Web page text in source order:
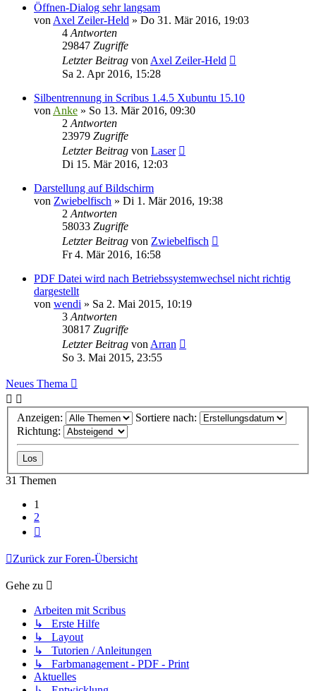
Öffnen-Dialog sehr langsam
von Axel Zeiler-Held » Do 31. Mär 2016, 19:03
4 Antworten
29847 Zugriffe
Letzter Beitrag von Axel Zeiler-Held
Sa 2. Apr 2016, 15:28
Silbentrennung in Scribus 1.4.5 Xubuntu 15.10
von Anke » So 13. Mär 2016, 09:30
2 Antworten
23979 Zugriffe
Letzter Beitrag von Laser
Di 15. Mär 2016, 12:03
Darstellung auf Bildschirm
von Zwiebelfisch » Di 1. Mär 2016, 19:38
2 Antworten
58033 Zugriffe
Letzter Beitrag von Zwiebelfisch
Fr 4. Mär 2016, 16:58
PDF Datei wird nach Betriebssystemwechsel nicht richtig
dargestellt
von wendi » Sa 2. Mai 2015, 10:19
3 Antworten
30817 Zugriffe
Letzter Beitrag von Arran
So 3. Mai 2015, 23:55
Neues Thema
Anzeigen:
Sortiere nach:
Richtung:
31 Themen
1
2
Zurück zur Foren-Übersicht
Gehe zu
Arbeiten mit Scribus
↳ Erste Hilfe
↳ Layout
↳ Tutorien / Anleitungen
↳ Farbmanagement - PDF - Print
Aktuelles